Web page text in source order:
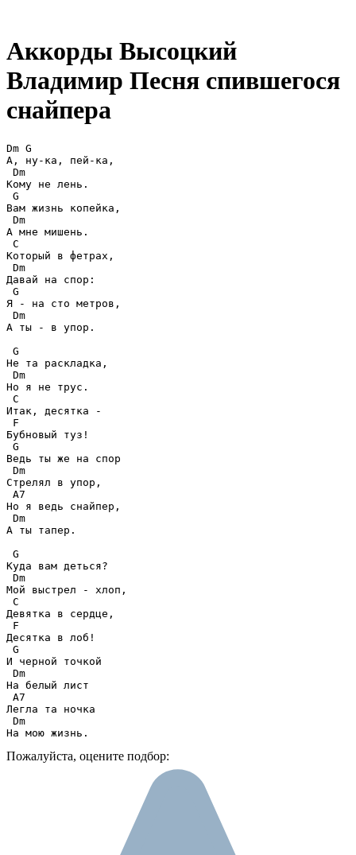
Аккорды Высоцкий
Владимир Песня спившегося
снайпера
Dm G
А, ну-ка, пей-ка,
Dm
Кому не лень.
G
Вам жизнь копейка,
Dm
А мне мишень.
C
Который в фетрах,
Dm
Давай на спор:
G
Я - на сто метров,
Dm
А ты - в упор.
G
Не та раскладка,
Dm
Но я не трус.
C
Итак, десятка -
F
Бубновый туз!
G
Ведь ты же на спор
Dm
Стрелял в упор,
A7
Но я ведь снайпер,
Dm
А ты тапер.
G
Куда вам деться?
Dm
Мой выстрел - хлоп,
C
Девятка в сердце,
F
Десятка в лоб!
G
И черной точкой
Dm
На белый лист
A7
Легла та ночка
Dm
На мою жизнь.
Пожалуйста, оцените подбор: